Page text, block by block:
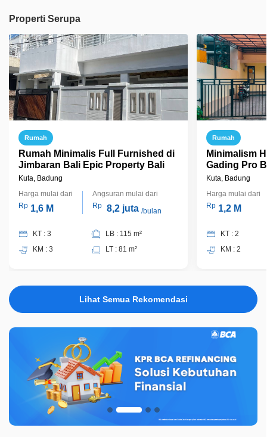
Properti Serupa
Rumah
Rumah Minimalis Full Furnished di
Jimbaran Bali Epic Property Bali
Kuta, Badung
Harga mulai dari
Rp 1,6 M
Angsuran mulai dari
Rp 8,2 juta /bulan
KT : 3
KM : 3
LB : 115 m²
LT : 81 m²
Rumah
Minimalism
Gading Pro
Kuta, Badung
Harga mulai dari
Rp 1,2 M
KT : 2
KM : 2
Lihat Semua Rekomendasi